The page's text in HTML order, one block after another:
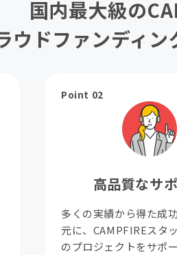
国内最大級の
ウドファンディン
Point 02
高品質なサ
多くの実績から得た成
元に、CAMPFIREスタ
のプロジェクトをサポ